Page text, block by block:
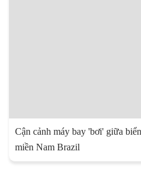
Cận cảnh máy bay 'bơi' giữa
miền Nam Brazil